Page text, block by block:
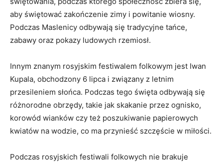
aby świętować zakończenie zimy ‍i powitanie wiosny.
Podczas Maslenicy ⁤odbywają się tradycyjne ⁢tańce,
zabawy oraz pokazy ludowych ⁢rzemiosł.
Innym znanym rosyjskim festiwalem folkowym jest Iwan‍
Kupala, obchodzony 6 lipca i związany z letnim‌
przesileniem słońca. Podczas tego święta odbywają się
różnorodne ⁢obrzędy, takie jak skakanie przez ognisko,
korowód ⁤wianków czy też poszukiwanie ⁢papierowych
⁤kwiatów na wodzie,​ co ma przynieść szczęście w‌ miłości.
Podczas ​rosyjskich festiwali folkowych ⁣nie ⁤brakuje‌